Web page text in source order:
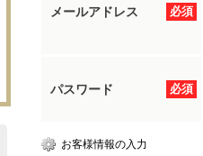
必須
メールアドレス
必須
パスワード
お客様情報の入力